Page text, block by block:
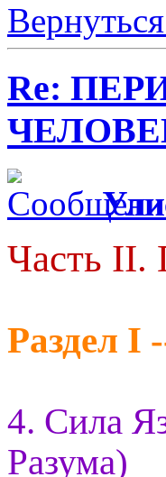
Re:
Часть II.
Раздел I
4. Сила
Разума)